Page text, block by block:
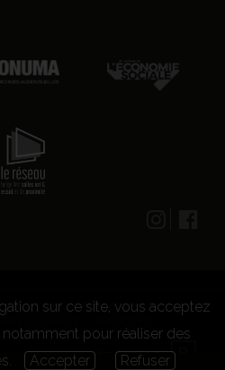
GRIGNOUX ASBL -
d'utilisation
sur ce site, vous acceptez
notamment pour réaliser des
Accepter Refuser